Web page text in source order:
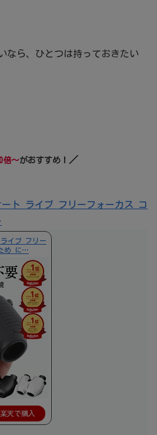
なら、ひとつは持っておきたい
倍～がおすすめ！ ／
ト ライブ フリーフォーカス コ
イブ フリー
め に…
楽天で購入